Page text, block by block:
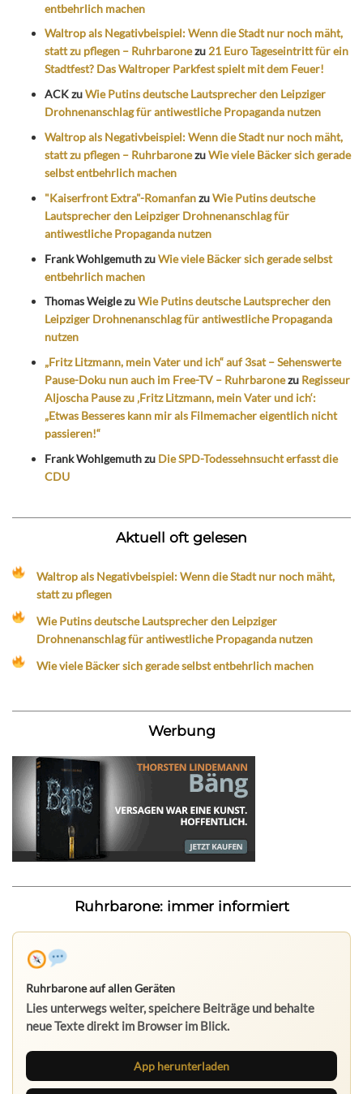
entbehrlich machen
Waltrop als Negativbeispiel: Wenn die Stadt nur noch mäht,
statt zu pflegen – Ruhrbaronezu 21 Euro Tageseintritt für ein
Stadtfest? Das Waltroper Parkfest spielt mit dem Feuer!
ACKzuWie Putins deutsche Lautsprecher den Leipziger
Drohnenanschlag für antiwestliche Propaganda nutzen
Waltrop als Negativbeispiel: Wenn die Stadt nur noch mäht,
statt zu pflegen – RuhrbaronezuWie viele Bäcker sich gerade
selbst entbehrlich machen
"Kaiserfront Extra"-RomanfanzuWie Putins deutsche
Lautsprecher den Leipziger Drohnenanschlag für
antiwestliche Propaganda nutzen
Frank WohlgemuthzuWie viele Bäcker sich gerade selbst
entbehrlich machen
Thomas WeiglezuWie Putins deutsche Lautsprecher den
Leipziger Drohnenanschlag für antiwestliche Propaganda
nutzen
„Fritz Litzmann, mein Vater und ich“ auf 3sat – Sehenswerte
Pause-Doku nun auch im Free-TV – Ruhrbaronezu Regisseur
Aljoscha Pause zu ‚Fritz Litzmann, mein Vater und ich‘:
„Etwas Besseres kann mir als Filmemacher eigentlich nicht
passieren!“
Frank Wohlgemuthzu Die SPD-Todessehnsucht erfasst die
CDU
Aktuell oft gelesen
Waltrop als Negativbeispiel: Wenn die Stadt nur noch mäht,
statt zu pflegen
Wie Putins deutsche Lautsprecher den Leipziger
Drohnenanschlag für antiwestliche Propaganda nutzen
Wie viele Bäcker sich gerade selbst entbehrlich machen
Werbung
Ruhrbarone: immer informiert
Ruhrbarone auf allen Geräten
Lies unterwegs weiter, speichere Beiträge und behalte
neue Texte direkt im Browser im Blick.
App herunterladen